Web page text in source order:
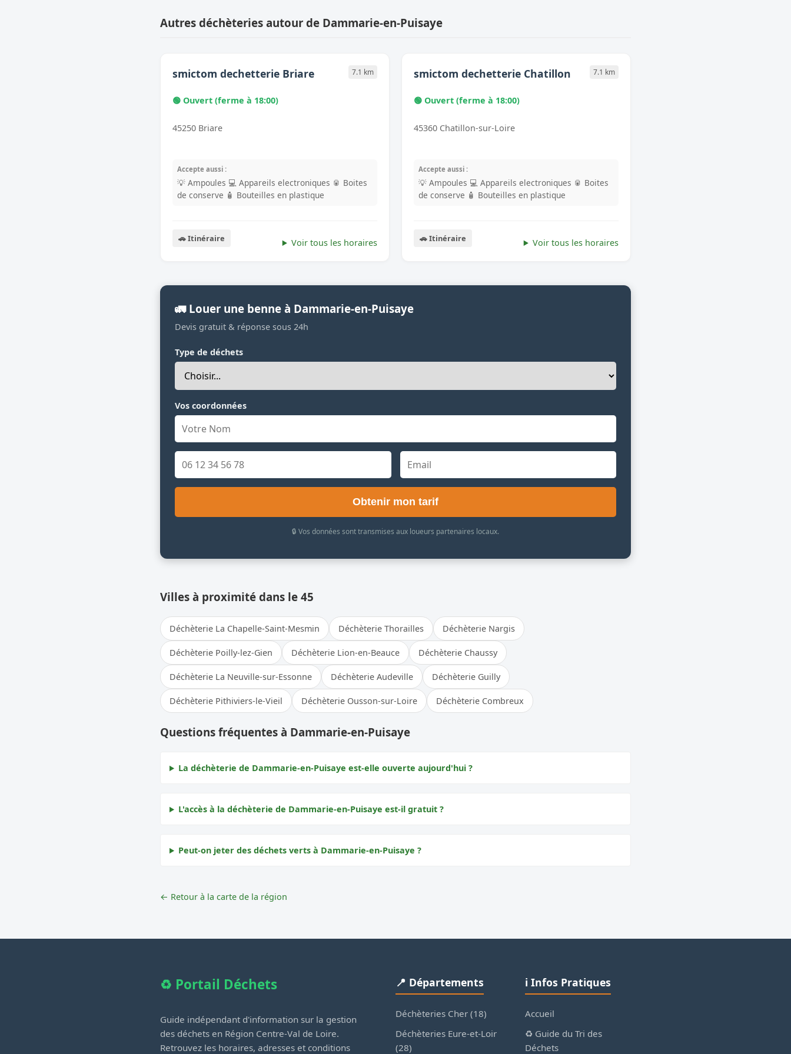
Autres déchèteries autour de Dammarie-en-Puisaye
smictom dechetterie Briare 7.1 km
🟢 Ouvert (ferme à 18:00)
45250 Briare
Accepte aussi :
💡 Ampoules 💻 Appareils electroniques 🥫 Boites
de conserve 🧴 Bouteilles en plastique
🚗 Itinéraire Voir tous les horaires
smictom dechetterie Chatillon 7.1 km
🟢 Ouvert (ferme à 18:00)
45360 Chatillon-sur-Loire
Accepte aussi :
💡 Ampoules 💻 Appareils electroniques 🥫 Boites
de conserve 🧴 Bouteilles en plastique
🚗 Itinéraire Voir tous les horaires
🚛 Louer une benne à Dammarie-en-Puisaye
Devis gratuit & réponse sous 24h
Type de déchets
Vos coordonnées
Obtenir mon tarif
🔒 Vos données sont transmises aux loueurs partenaires locaux.
Villes à proximité dans le 45
Déchèterie La Chapelle-Saint-Mesmin Déchèterie Thorailles Déchèterie Nargis
Déchèterie Poilly-lez-Gien Déchèterie Lion-en-Beauce Déchèterie Chaussy
Déchèterie La Neuville-sur-Essonne Déchèterie Audeville Déchèterie Guilly
Déchèterie Pithiviers-le-Vieil Déchèterie Ousson-sur-Loire Déchèterie Combreux
Questions fréquentes à Dammarie-en-Puisaye
La déchèterie de Dammarie-en-Puisaye est-elle ouverte aujourd'hui ?
L'accès à la déchèterie de Dammarie-en-Puisaye est-il gratuit ?
Peut-on jeter des déchets verts à Dammarie-en-Puisaye ?
← Retour à la carte de la région
♻️ Portail Déchets
Guide indépendant d'information sur la gestion
des déchets en Région Centre-Val de Loire.
Retrouvez les horaires, adresses et conditions
📍 Départements
Déchèteries Cher (18)
Déchèteries Eure-et-Loir
(28)
ℹ️ Infos Pratiques
Accueil
♻️ Guide du Tri des
Déchets